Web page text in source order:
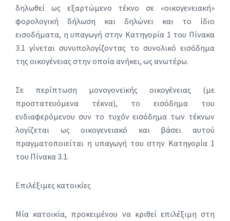
δηλωθεί ως εξαρτώμενο τέκνο σε «οικογενειακή»
φορολογική δήλωση και δηλώνει και το ίδιο
εισοδήματα, η υπαγωγή στην Κατηγορία 1 του Πίνακα
3.1 γίνεται συνυπολογίζοντας το συνολικό εισόδημα
της οικογένειας στην οποία ανήκει, ως ανωτέρω.
Σε περίπτωση μονογονεϊκής οικογένειας (με
προστατευόμενα τέκνα), το εισόδημα του
ενδιαφερόμενου συν το τυχόν εισόδημα των τέκνων
λογίζεται ως οικογενειακό και βάσει αυτού
πραγματοποιείται η υπαγωγή του στην Κατηγορία 1
του Πίνακα 3.1.
Επιλέξιμες κατοικίες
Μία κατοικία, προκειμένου να κριθεί επιλέξιμη στη